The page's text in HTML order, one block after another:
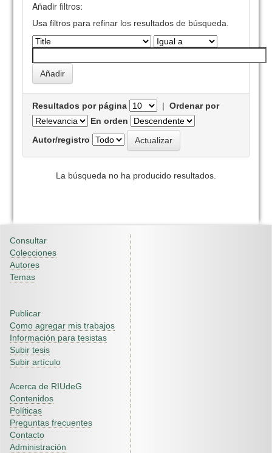
Añadir filtros:
Usa filtros para refinar los resultados de búsqueda.
Resultados por página |Ordenar por
En orden
Autor/registro
La búsqueda no ha producido resultados.
Consultar
Colecciones
Autores
Temas
Publicar
Como agregar mis trabajos
Información para tesistas
Subir tesis
Subir artículo
Acerca de RIUdeG
Contenidos
Políticas
Preguntas frecuentes
Contacto
Administración